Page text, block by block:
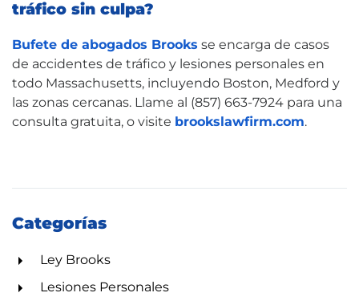
tráfico sin culpa?
Bufete de abogados Brooks se encarga de casos
de accidentes de tráfico y lesiones personales en
todo Massachusetts, incluyendo Boston, Medford y
las zonas cercanas. Llame al (857) 663-7924 para una
consulta gratuita, o visite brookslawfirm.com.
Categorías
Ley Brooks
Lesiones Personales